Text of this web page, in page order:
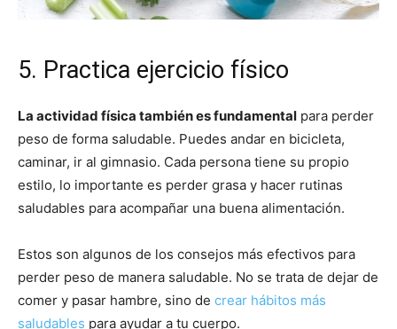
5. Practica ejercicio físico
La actividad física también es fundamental para perder
peso de forma saludable. Puedes andar en bicicleta,
caminar, ir al gimnasio. Cada persona tiene su propio
estilo, lo importante es perder grasa y hacer rutinas
saludables para acompañar una buena alimentación.
Estos son algunos de los consejos más efectivos para
perder peso de manera saludable. No se trata de dejar de
comer y pasar hambre, sino de crear hábitos más
saludables para ayudar a tu cuerpo.